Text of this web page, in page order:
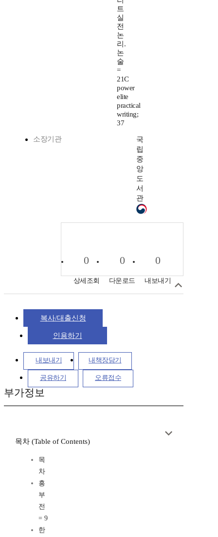
트
실
전
논
리.
논
술
=
21C
power
elite
practical
writing;
37
소장기관
국
립
중
앙
도
서
관
0
상세조회
0
다운로드
0
내보내기
복사/대출신청
인용하기
내보내기 내책장담기
공유하기 오류접수
부가정보
목차 (Table of Contents)
목
차
흥
부
전
= 9
한